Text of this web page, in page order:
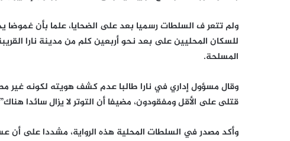
ولم تتعر ف السلطات رسميا بعد على الضحايا، علما بأن
للسكان المحليين على بعد نحو أربعين كلم من مدينة نارا
المسلحة.
وقال مسؤول إداري في نارا طالبا عدم كشف هويته لكونه غير
قتلى على الأقل ومفقودون، مضيفا أن التوتر لا يزال سائدا
وأكد مصدر في السلطات المحلية هذه الرواية، مشددا على أن